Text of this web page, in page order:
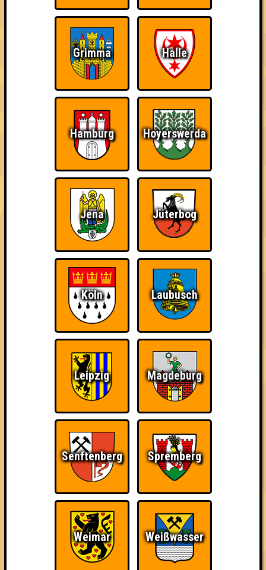
1. Bierlein, Bierlein in der Hand
16 43
1. Die Schlaufüchse
16 14 43
2. Wannabrains
17 13 42
3. Next Level Totengräberkäfer
13 13 14 40
4. BigBangQuizzers
11 15 38
4. Die Restposten
5. Quizmasters Of The Universe
15 14 8 37
13 11 13 37
5. Mausige Mausis
13 13 11 37
6. Die Fagottografen
Grimma Halle
Hamburg Hoyerswerda
Jena Jüterbog
Köln Laubusch
Leipzig Magdeburg
Senftenberg Spremberg
Weimar Weißwasser